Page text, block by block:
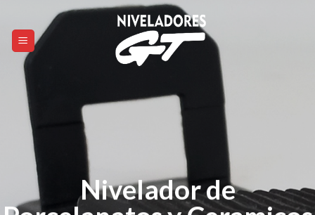
content
Nivelador de